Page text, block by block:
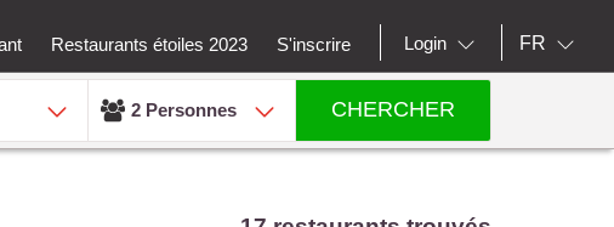
Restaurants étoiles 2023 S'inscrire Login FR
2 Personnes CHERCHER